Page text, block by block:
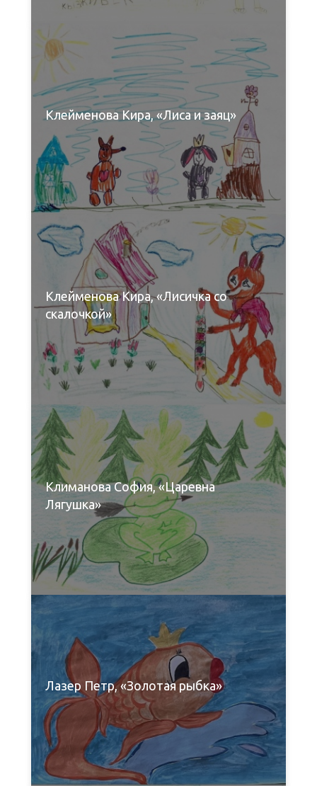
Клейменова Кира, «Лиса и заяц»
Клейменова Кира, «Лисичка со
скалочкой»
Климанова София, «Царевна
Лягушка»
Лазер Петр, «Золотая рыбка»